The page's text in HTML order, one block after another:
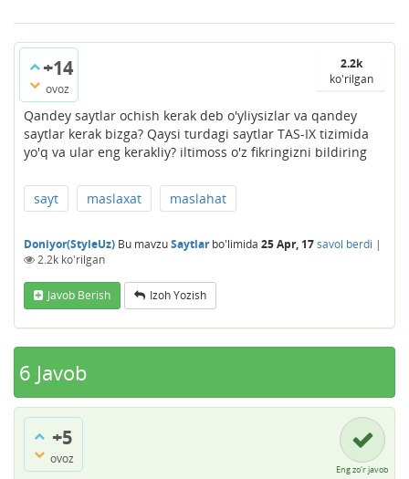
+14
ovoz
2.2k
ko'rilgan
Qandey saytlar ochish kerak deb o'yliysizlar va qandey
saytlar kerak bizga? Qaysi turdagi saytlar TAS-IX tizimida
yo'q va ular eng kerakliy? iltimoss o'z fikringizni bildiring
sayt maslaxat maslahat
Doniyor(StyleUz) Bu mavzuSaytlarbo'limida 25 Apr, 17savol berdi |
2.2k ko'rilgan
Javob Berish Izoh Yozish
6 Javob
+5
ovoz
Eng zo'r javob